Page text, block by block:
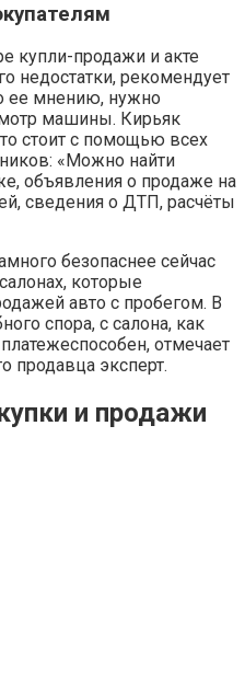
купли-продажи и акте
недостатки, рекомендует
ее мнению, нужно
машины. Кирьяк
стоит с помощью всех
«Можно найти
объявления о продаже на
сведения о ДТП, расчёты
безопаснее сейчас
которые
авто с пробегом. В
спора, с салона, как
отмечает
продавца эксперт.
и продажи